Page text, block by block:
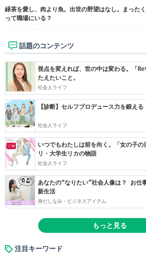
緑茶を愛し、肉より魚。出世の野望はなし。まった
って職場にいる？
話題のコンテンツ
視点を変えれば、世の中は変わる。「
たえたいこと。
社会人ライフ
【診断】セルフプロデュース力を鍛え
社会人ライフ
いつでもわたしは前を向く。「女の子
リ・大学生リカの物語
社会人ライフ
あなたの“なりたい”社会人像は？ お仕
新生活
身だしなみ・ビジネスアイテム
もっと見る
注目キーワード